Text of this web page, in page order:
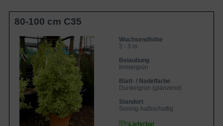
80-100 cm C35
Wuchsendhöhe
2 - 3 m
Belaubung
Immergrün
Blatt- / Nadelfarbe
Dunkelgrün (glänzend)
Standort
Sonnig-halbschattig
Lieferbar